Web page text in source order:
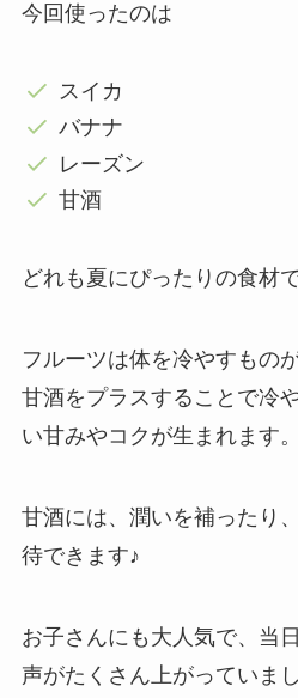
今回使ったのは
スイカ
バナナ
レーズン
甘酒
どれも夏にぴったりの食材で
フルーツは体を冷やすもの
甘酒をプラスすることで冷
い甘みやコクが生まれます。
甘酒には、潤いを補ったり
待できます♪
お子さんにも大人気で、当
声がたくさん上がっていまし